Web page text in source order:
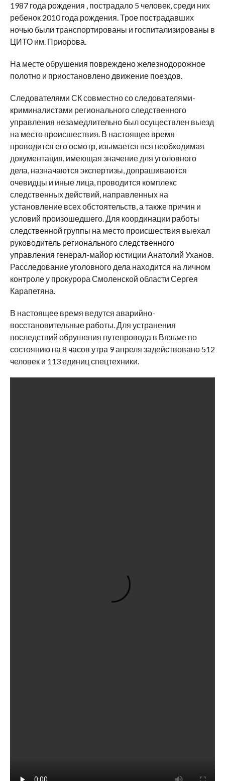
1987 года рождения , пострадало 5 человек, среди них
ребенок 2010 года рождения. Трое пострадавших
ночью были транспортированы и госпитализированы в
ЦИТО им. Приорова.
На месте обрушения повреждено железнодорожное
полотно и приостановлено движение поездов.
Следователями СК совместно со следователями-
криминалистами регионального следственного
управления незамедлительно был осуществлен выезд
на место происшествия. В настоящее время
проводится его осмотр, изымается вся необходимая
документация, имеющая значение для уголовного
дела, назначаются экспертизы, допрашиваются
очевидцы и иные лица, проводится комплекс
следственных действий, направленных на
установление всех обстоятельств, а также причин и
условий произошедшего. Для координации работы
следственной группы на место происшествия выехал
руководитель регионального следственного
управления генерал-майор юстиции Анатолий Уханов.
Расследование уголовного дела находится на личном
контроле у прокурора Смоленской области Сергея
Карапетяна.
В настоящее время ведутся аварийно-
восстановительные работы. Для устранения
последствий обрушения путепровода в Вязьме по
состоянию на 8 часов утра 9 апреля задействовано 512
человек и 113 единиц спецтехники.